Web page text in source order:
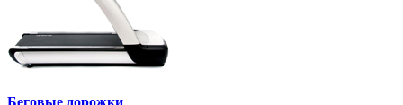
Беговые дорожки